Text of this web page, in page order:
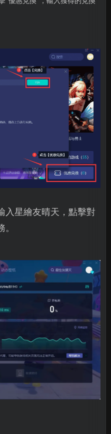
入星繪友晴天，點擊對